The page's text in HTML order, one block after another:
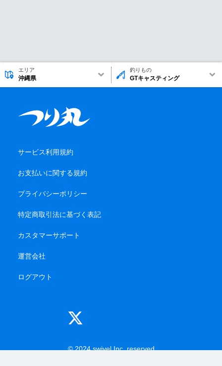
エリア
沖縄県
釣りもの
GTキャスティング
サービス利用規約
お支払いに関する規約
プライバシーポリシー
特定商取引法に基づく表記
カスタマーサポート
運営会社
ログアウト
© 2024 swivel Inc. reserved